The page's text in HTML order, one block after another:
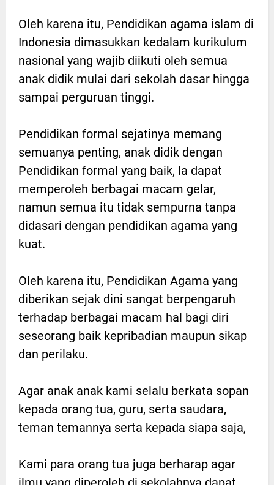
Oleh karena itu, Pendidikan agama islam di
Indonesia dimasukkan kedalam kurikulum
nasional yang wajib diikuti oleh semua
anak didik mulai dari sekolah dasar hingga
sampai perguruan tinggi.
Pendidikan formal sejatinya memang
semuanya penting, anak didik dengan
Pendidikan formal yang baik, Ia dapat
memperoleh berbagai macam gelar,
namun semua itu tidak sempurna tanpa
didasari dengan pendidikan agama yang
kuat.
Oleh karena itu, Pendidikan Agama yang
diberikan sejak dini sangat berpengaruh
terhadap berbagai macam hal bagi diri
seseorang baik kepribadian maupun sikap
dan perilaku.
Agar anak anak kami selalu berkata sopan
kepada orang tua, guru, serta saudara,
teman temannya serta kepada siapa saja,
Kami para orang tua juga berharap agar